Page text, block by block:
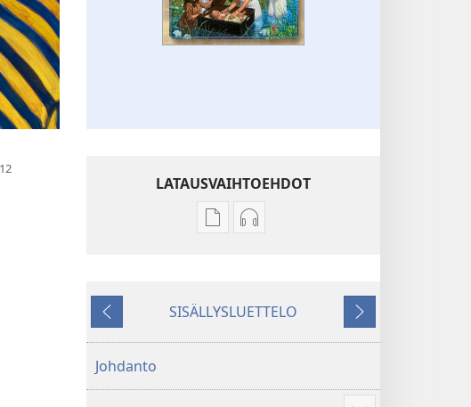
LATAUSVAIHTOEHDOT
Julkaisujen
kertomuksista
Äänitteiden
kertomuksista
Edellinen
SISÄLLYSLUETTELO
Seuraava
Johdanto